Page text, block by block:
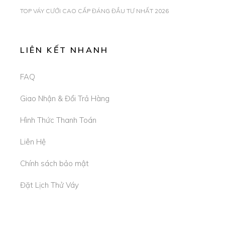
TOP VÁY CƯỚI CAO CẤP ĐÁNG ĐẦU TƯ NHẤT 2026
LIÊN KẾT NHANH
FAQ
Giao Nhận & Đổi Trả Hàng
Hình Thức Thanh Toán
Liên Hệ
Chính sách bảo mật
Đặt Lịch Thử Váy